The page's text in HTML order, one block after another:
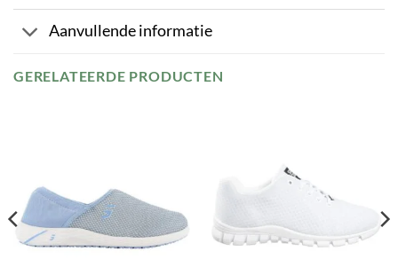
Aanvullende informatie
GERELATEERDE PRODUCTEN